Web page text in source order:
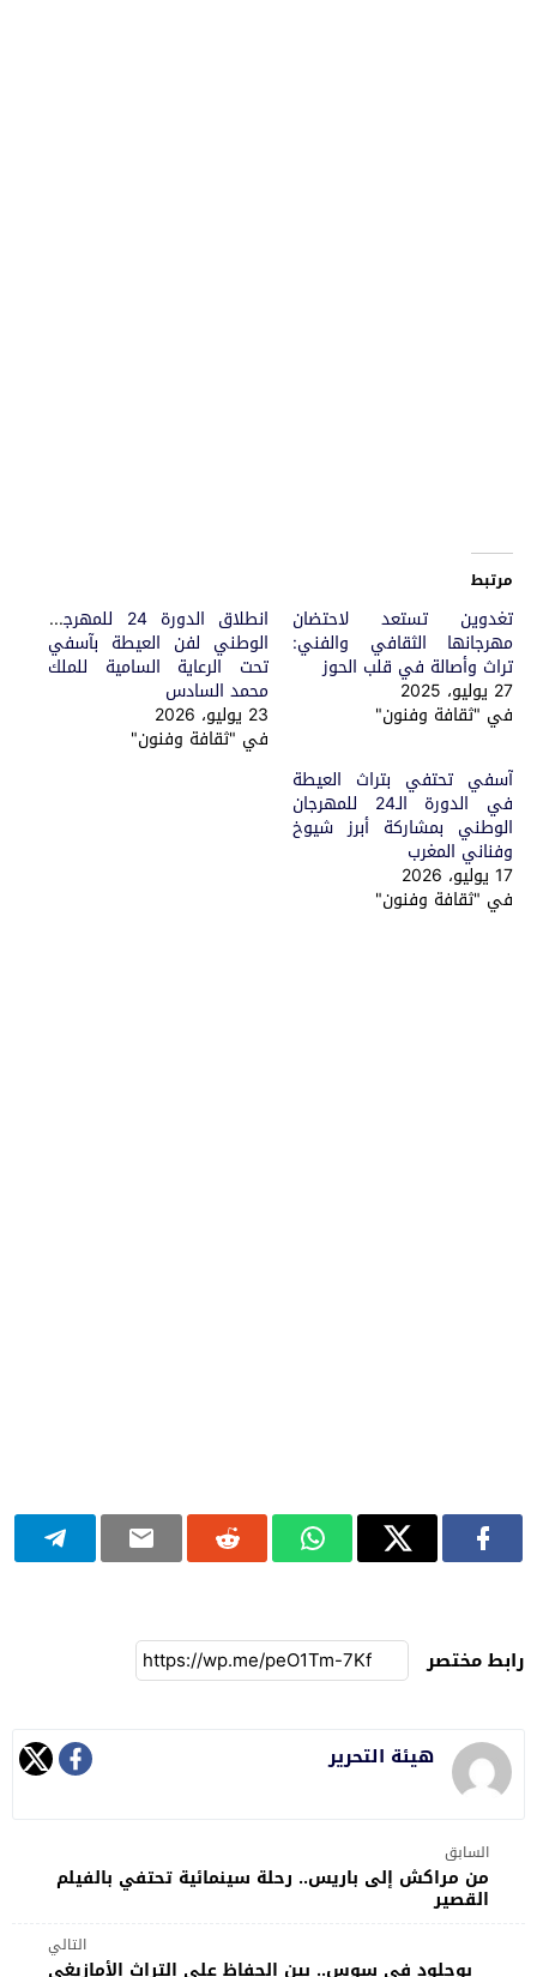
مرتبط
تغدوين تستعد لاحتضان
مهرجانها الثقافي والفني:
تراث وأصالة في قلب الحوز
27 يوليو، 2025
في "ثقافة وفنون"
انطلاق الدورة 24 للمهرجان
الوطني لفن العيطة بآسفي
تحت الرعاية السامية للملك
محمد السادس
23 يوليو، 2026
في "ثقافة وفنون"
آسفي تحتفي بتراث العيطة
في الدورة الـ24 للمهرجان
الوطني بمشاركة أبرز شيوخ
وفناني المغرب
17 يوليو، 2026
في "ثقافة وفنون"
رابط مختصر
هيئة التحرير
السابق
من مراكش إلى باريس.. رحلة سينمائية تحتفي بالفيلم
القصير
التالي
بوجلود في سوس.. بين الحفاظ على التراث الأمازيغي